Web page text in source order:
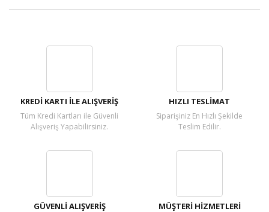
KREDİ KARTI İLE ALIŞVERİŞ
Tüm Kredi Kartları ile Güvenli
Alışveriş Yapabilirsiniz.
HIZLI TESLİMAT
Siparişiniz En Hızlı Şekilde
Teslim Edilir.
GÜVENLİ ALIŞVERİŞ MÜŞTERİ HİZMETLERİ